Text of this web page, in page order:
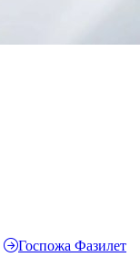
Госпожа Фазилет